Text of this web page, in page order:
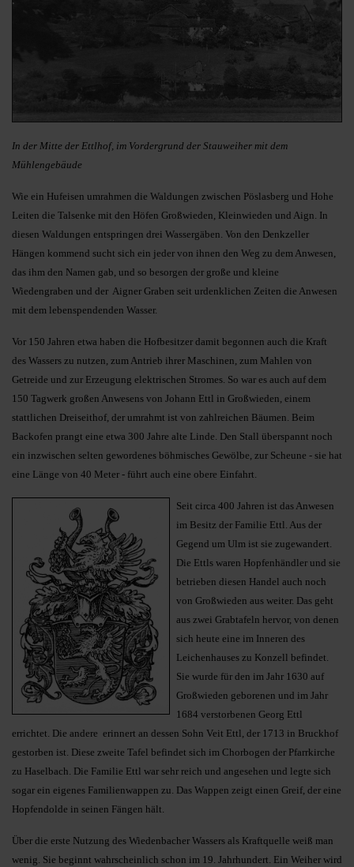
In der Mitte der Ettlhof, im Vordergrund der Stauweiher mit dem
Mühlengebäude
Wie ein Hufeisen umrahmen die Waldungen zwischen Pöslasberg und Hohe
Leiten die Talsenke mit den Höfen Großwieden, Kleinwieden und Aign. In
diesen Waldungen entspringen drei Wassergäben. Von den Denkzeller
Hängen kommend sucht sich ein jeder von ihnen den Weg zu dem Anwesen,
das ihm den Namen gab, und so besorgen der große und kleine
Wiedengraben und der Aigner Graben seit urdenklichen Zeiten die Anwesen
mit dem lebenspendenden Wasser.
Vor 150 Jahren etwa haben die Hofbesitzer damit begonnen auch die Kraft
des Wassers zu nutzen, zum Antrieb ihrer Maschinen, zum Mahlen von
Getreide und zur Erzeugung elektrischen Stromes. So war es auch auf dem
150 Tagwerk großen Anwesens von Johann Ettl in Großwieden, einem
stattlichen Dreiseithof, der umrahmt ist von zahlreichen Bäumen. Beim
Backofen prangt eine etwa 300 Jahre alte Linde. Den Stall überspannt noch
ein inzwischen selten gewordenes böhmisches Gewölbe, zur Scheune - sie hat
eine Länge von 40 Meter - führt auch eine obere Einfahrt.
Seit circa 400 Jahren ist das Anwesen
im Besitz der Familie Ettl. Aus der
Gegend um Ulm ist sie zugewandert.
Die Ettls waren Hopfenhändler und sie
betrieben diesen Handel auch noch
von Großwieden aus weiter. Das geht
aus zwei Grabtafeln hervor, von denen
sich heute eine im Inneren des
Leichenhauses zu Konzell befindet.
Sie wurde für den im Jahr 1630 auf
Großwieden geborenen und im Jahr
1684 verstorbenen Georg Ettl
errichtet. Die andere erinnert an dessen Sohn Veit Ettl, der 1713 in Bruckhof
gestorben ist. Diese zweite Tafel befindet sich im Chorbogen der Pfarrkirche
zu Haselbach. Die Familie Ettl war sehr reich und angesehen und legte sich
sogar ein eigenes Familienwappen zu. Das Wappen zeigt einen Greif, der eine
Hopfendolde in seinen Fängen hält.
Über die erste Nutzung des Wiedenbacher Wassers als Kraftquelle weiß man
wenig. Sie beginnt wahrscheinlich schon im 19. Jahrhundert. Ein Weiher wird